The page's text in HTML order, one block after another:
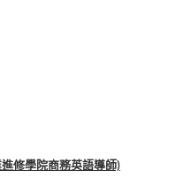
修學院商務英語導師)